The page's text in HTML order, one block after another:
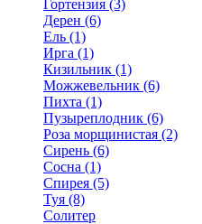
Гортензия (3)
Дерен (6)
Ель (1)
Ирга (1)
Кизильник (1)
Можжевельник (6)
Пихта (1)
Пузыреплодник (6)
Роза морщинистая (2)
Сирень (6)
Сосна (1)
Спирея (5)
Туя (8)
Солитер